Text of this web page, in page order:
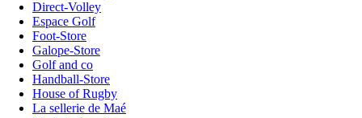
Direct-Volley
Espace Golf
Foot-Store
Galope-Store
Golf and co
Handball-Store
House of Rugby
La sellerie de Maé